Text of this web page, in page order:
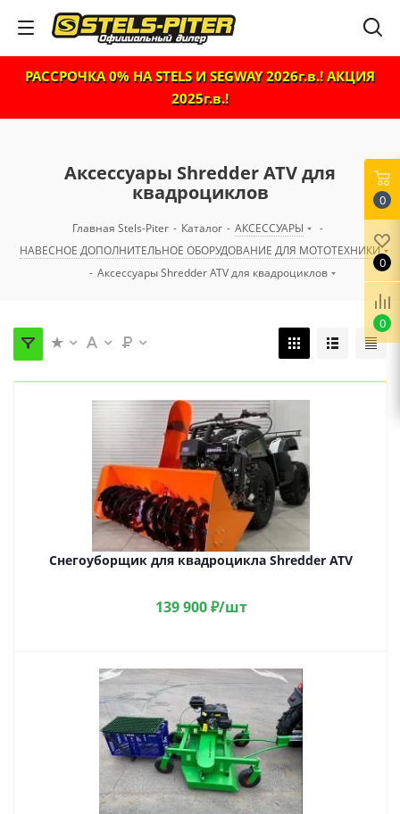
РАССРОЧКА 0% НА STELS И SEGWAY 2026г.в.! АКЦИЯ
2025г.в.!
Аксессуары Shredder ATV для
квадроциклов
Главная Stels-Piter - Каталог - АКСЕССУАРЫ
-
НАВЕСНОЕ ДОПОЛНИТЕЛЬНОЕ ОБОРУДОВАНИЕ ДЛЯ МОТОТЕХНИКИ
- Аксессуары Shredder ATV для квадроциклов
Снегоуборщик для квадроцикла Shredder ATV
139 900₽/шт
0
0
0